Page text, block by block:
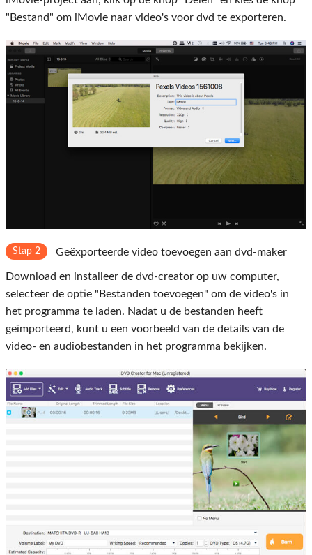
"Bestand" om iMovie naar video's voor dvd te exporteren.
Stap 2 Geëxporteerde video toevoegen aan dvd-maker
Download en installeer de dvd-creator op uw computer,
selecteer de optie "Bestanden toevoegen" om de video's in
het programma te laden. Nadat u de bestanden heeft
geïmporteerd, kunt u een voorbeeld van de details van de
video- en audiobestanden in het programma bekijken.